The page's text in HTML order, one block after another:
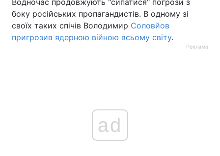
Водночас продовжують "сипатися" погрози з
боку російських пропагандистів. В одному зі
своїх таких спічів Володимир Соловйов
пригрозив ядерною війною всьому світу.
Реклама
ad